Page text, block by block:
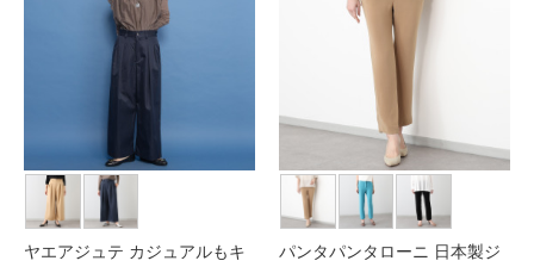
ヤエアジュテ カジュアルもキ
パンタパンタローニ 日本製ジ